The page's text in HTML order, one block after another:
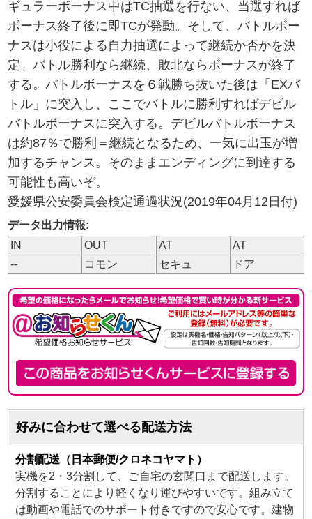
ギュラーボーナス中はTC抽選を行ない、当選すれば
ボーナス終了後に即TCが発動。そして、バトルボー
ナスは小役による自力抽選によって継続か否かを決
定。バトル勝利なら継続、敗北ならボーナスが終了
する。バトルボーナスを６戦勝ち抜いた後は「EXバ
トル」に突入し、ここでバトルに勝利すればデビル
バトルボーナスに突入する。デビルバトルボーナス
は約87％で勝利＝継続となるため、一気に出玉が増
加するチャンス。そのままエンディングに到達する
可能性も高いぞ。
愛媛県公安委員会検定通過状況(2019年04月12日付)
データ出力情報:
IN
OUT AT
AT
--
コモン セキュ ドア
好みに合わせて選べる配送方法
分割配送（日本郵便/クロネコヤマト）
実機を2・3分割して、ご自宅の玄関口まで配送します。
分割することにより軽くなり運びやすいです。組み立て
は動画や電話でのサポート付きですので安心です。建物